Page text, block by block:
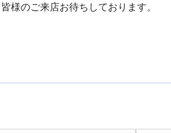
様のご来店お待ちしております。